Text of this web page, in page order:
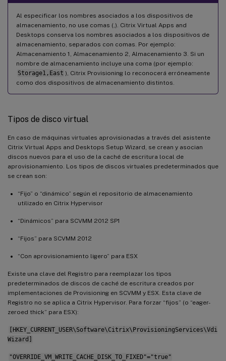
Al especificar los nombres asociados a los dispositivos de
almacenamiento, no use comas (,). Citrix Virtual Apps and
Desktops conserva los nombres asociados a los dispositivos de
almacenamiento, separados con comas. Por ejemplo:
Almacenamiento 1, Almacenamiento 2, Almacenamiento 3. Si un
nombre de almacenamiento incluye una coma (por ejemplo:
Storage1,East ), Citrix Provisioning lo reconocerá erróneamente
como dos dispositivos de almacenamiento distintos.
Tipos de disco virtual
En caso de máquinas virtuales aprovisionadas a través del asistente
Citrix Virtual Apps and Desktops Setup Wizard, se crean y asocian
discos nuevos para el uso de la caché de escritura local de
aprovisionamiento. Los tipos de discos virtuales predeterminados que
se crean son:
“Fijo” o “dinámico” según el repositorio de almacenamiento
utilizado en Citrix Hypervisor
“Dinámicos” para SCVMM 2012 SP1
“Fijos” para SCVMM 2012
“Con aprovisionamiento ligero” para ESX
Existe una clave del Registro para reemplazar los tipos
predeterminados de discos de caché de escritura creados por
implementaciones de Provisioning en SCVMM y ESX. Esta clave de
Registro no se aplica a Citrix Hypervisor. Para forzar “fijos” (o “eager-
zeroed thick” para ESX):
[HKEY_CURRENT_USER\Software\Citrix\ProvisioningServices\Vdi
Wizard]
"OVERRIDE_VM_WRITE_CACHE_DISK_TO_FIXED"="true"